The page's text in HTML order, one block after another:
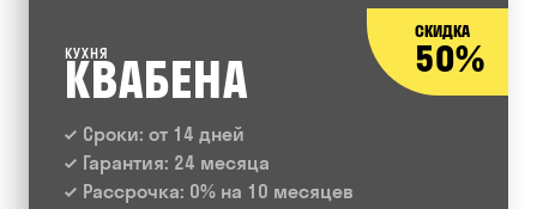
СКИДКА
50%
КУХНЯ
КВАБЕНА
Сроки: от 14 дней
Гарантия: 24 месяца
Рассрочка: 0% на 10 месяцев